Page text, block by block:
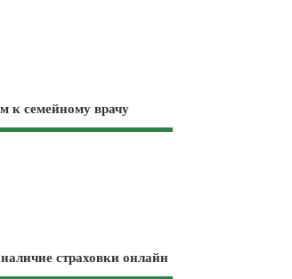
к семейному врачу
страховки онлайн